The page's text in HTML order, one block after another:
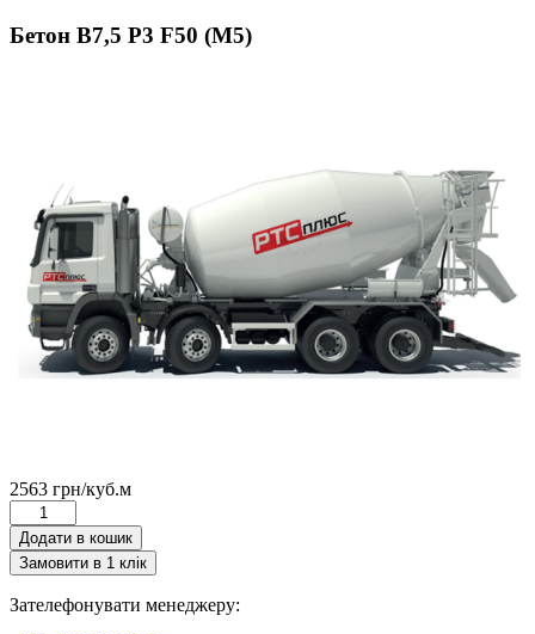
Бетон В7,5 Р3 F50 (М5)
2563 грн/куб.м
Бетон
В7,5
Р3
F50
(М5)
кількість
Додати в кошик
Замовити в 1 клік
Зателефонувати менеджеру: